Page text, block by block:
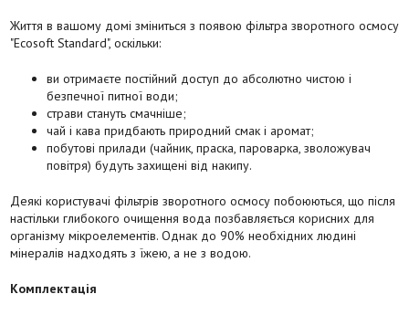
Життя в вашому домі зміниться з появою фільтра зворотного осмосу
"Ecosoft Standard", оскільки:
ви отримаєте постійний доступ до абсолютно чистою і
безпечної питної води;
страви стануть смачніше;
чай і кава придбають природний смак і аромат;
побутові прилади (чайник, праска, пароварка, зволожувач
повітря) будуть захищені від накипу.
Деякі користувачі фільтрів зворотного осмосу побоюються, що після
настільки глибокого очищення вода позбавляється корисних для
організму мікроелементів. Однак до 90% необхідних людині
мінералів надходять з їжею, а не з водою.
Комплектація